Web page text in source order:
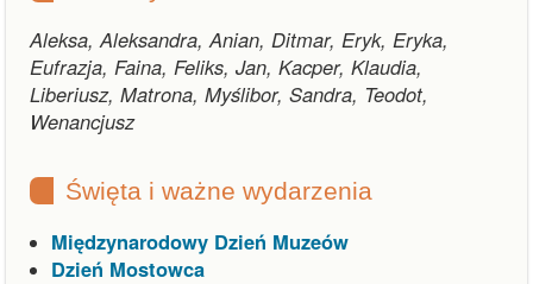
Aleksa, Aleksandra, Anian, Ditmar, Eryk, Eryka,
Eufrazja, Faina, Feliks, Jan, Kacper, Klaudia,
Liberiusz, Matrona, Myślibor, Sandra, Teodot,
Wenancjusz
Święta i ważne wydarzenia
Międzynarodowy Dzień Muzeów
Dzień Mostowca